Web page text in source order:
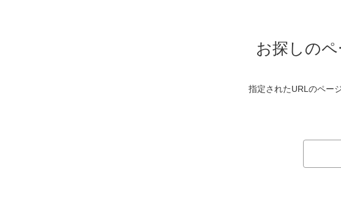
お探しの
指定されたURLのペー